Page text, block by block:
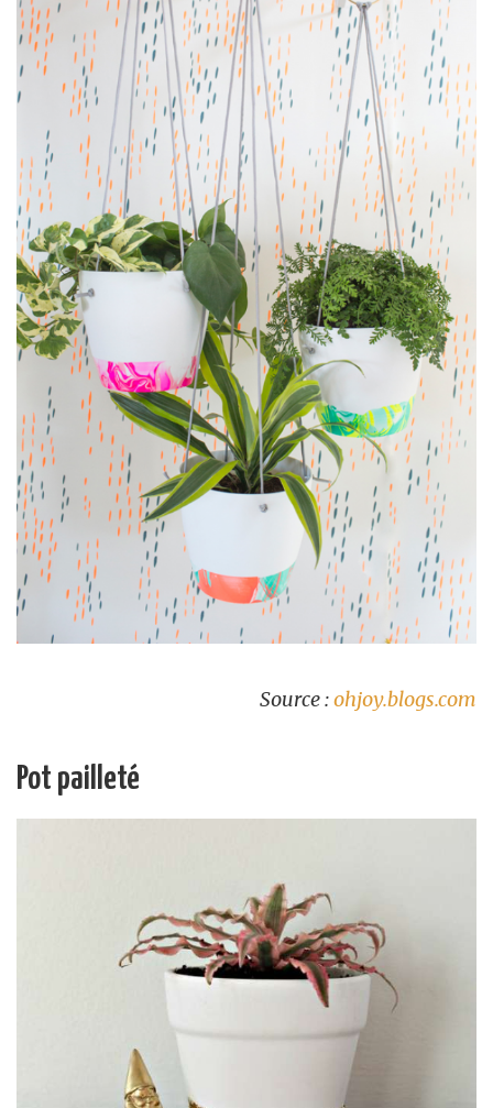
Source :ohjoy.blogs.com
Pot pailleté